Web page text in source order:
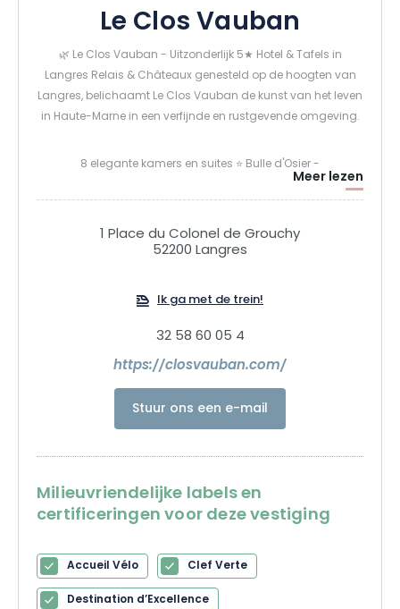
Le Clos Vauban
🌿 Le Clos Vauban - Uitzonderlijk 5★ Hotel & Tafels in
Langres Relais & Châteaux genesteld op de hoogten van
Langres, belichaamt Le Clos Vauban de kunst van het leven
in Haute-Marne in een verfijnde en rustgevende omgeving.
8 elegante kamers en suites ⭐ Bulle d'Osier -
gastronomisch restaurant met Michelin-ster 🍽️ La Salle à
manger Mirabelle - Brasserie bekroond met een Bib
Gourmand Lokale uitmuntendheid, seizoensproducten, een
oprecht onthaal en respect voor de omgeving begeleiden
Meer lezen
1 Place du Colonel de Grouchy
52200 Langres
Ik ga met de trein!
32 58 60 05 4
https://closvauban.com/
Stuur ons een e-mail
Milieuvriendelijke labels en
certificeringen voor deze vestiging
Accueil Vélo
Clef Verte
Destination d’Excellence